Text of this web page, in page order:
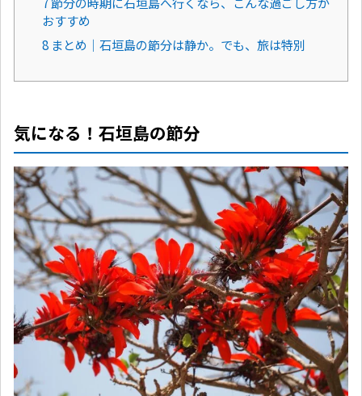
おすすめ
8 まとめ｜石垣島の節分は静か。でも、旅は特別
気になる！石垣島の節分